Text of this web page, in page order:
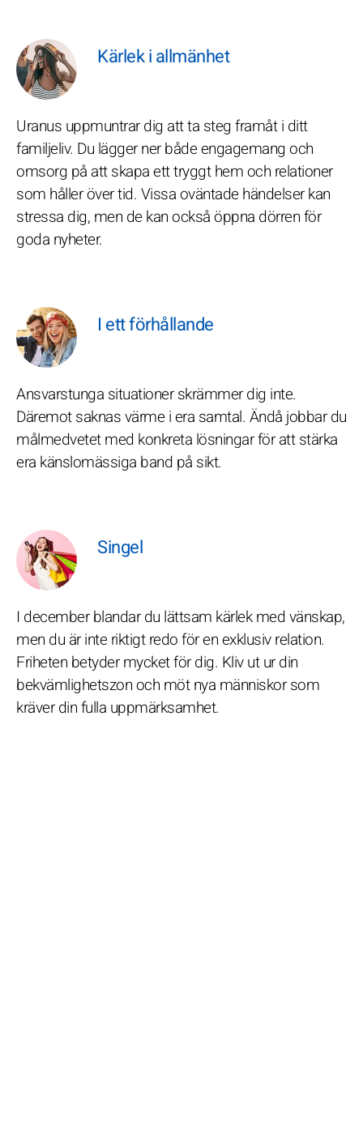
Kärlek i allmänhet
Uranus uppmuntrar dig att ta steg framåt i ditt
familjeliv. Du lägger ner både engagemang och
omsorg på att skapa ett tryggt hem och relationer
som håller över tid. Vissa oväntade händelser kan
stressa dig, men de kan också öppna dörren för
goda nyheter.
I ett förhållande
Ansvarstunga situationer skrämmer dig inte.
Däremot saknas värme i era samtal. Ändå jobbar du
målmedvetet med konkreta lösningar för att stärka
era känslomässiga band på sikt.
Singel
I december blandar du lättsam kärlek med vänskap,
men du är inte riktigt redo för en exklusiv relation.
Friheten betyder mycket för dig. Kliv ut ur din
bekvämlighetszon och möt nya människor som
kräver din fulla uppmärksamhet.